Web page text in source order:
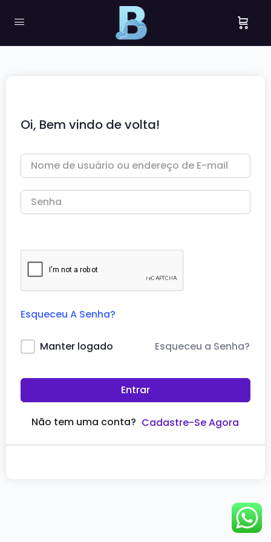
Oi, Bem vindo de volta!
Esqueceu A Senha?
Manter logado Esqueceu a Senha?
Entrar
Não tem uma conta? Cadastre-Se Agora